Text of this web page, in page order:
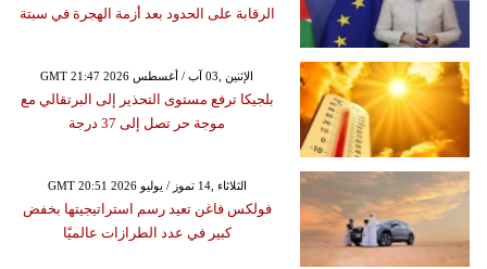
الرقابة على الحدود بعد أزمة الهجرة في سبتة
GMT 21:47 2026 الإثنين ,03 آب / أغسطس
بلجيكا ترفع مستوى التحذير إلى البرتقالي مع
موجة حر تصل إلى 37 درجة
GMT 20:51 2026 الثلاثاء ,14 تموز / يوليو
فولكس فاغن تعيد رسم استراتيجيتها بخفض
كبير في عدد الطرازات عالميًا